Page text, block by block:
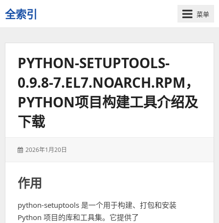
全索引
一
些
菜单
PYTHON-SETUPTOOLS-
0.9.8-7.EL7.NOARCH.RPM，
PYTHON项目构建工具介绍及
下载
发
2026年1月20日
作用
python-setuptools 是一个用于构建、打包和安装
Python 项目的库和工具集。它提供了